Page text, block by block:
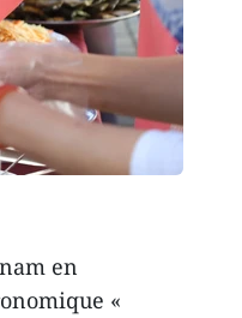
en
«